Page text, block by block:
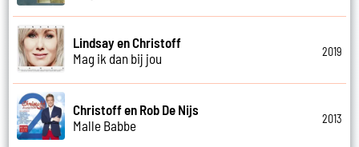
Lindsay en Christoff
Mag ik dan bij jou
2019
Christoff en Rob De Nijs
Malle Babbe
2013